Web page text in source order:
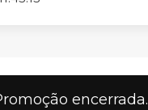
encerrada.